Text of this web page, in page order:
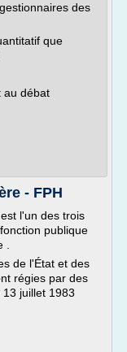
des
que
au débat
- FPH
l'un des trois
publique
de l'État et des
régies par des
juillet 1983